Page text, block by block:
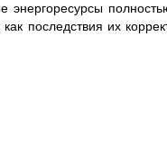
последствия их